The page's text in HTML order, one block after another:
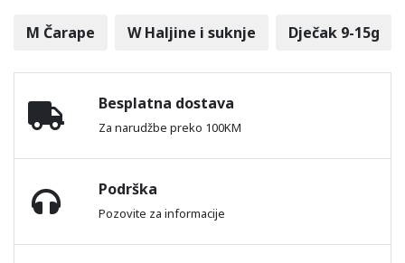
M Čarape W Haljine i suknje Dječak 9-15g
Besplatna dostava
Za narudžbe preko 100KM
Podrška
Pozovite za informacije